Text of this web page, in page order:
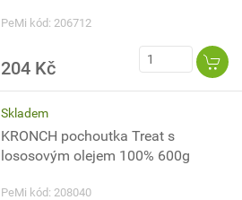
PeMi kód: 206712
204 Kč
Skladem
KRONCH pochoutka Treat s
lososovým olejem 100% 600g
PeMi kód: 208040